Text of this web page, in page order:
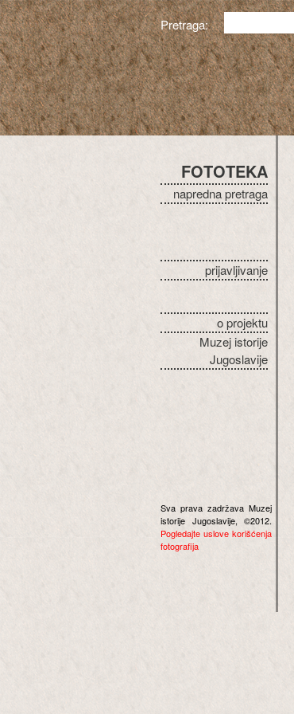
Pretraga:
FOTOTEKA
napredna pretraga
prijavljivanje
o projektu
Muzej istorije
Jugoslavije
Sva prava zadržava Muzej
istorije Jugoslavije, ©2012.
Pogledajte uslove korišćenja
fotografija